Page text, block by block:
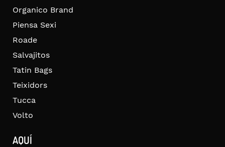
Organico Brand
Piensa Sexi
Roade
Salvajitos
Tatin Bags
Teixidors
Tucca
Volto
AQUÍ